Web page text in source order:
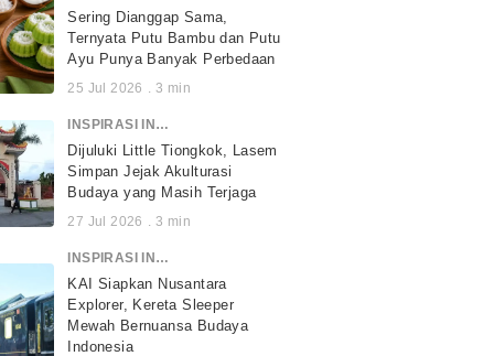
Sering Dianggap Sama,
Ternyata Putu Bambu dan Putu
Ayu Punya Banyak Perbedaan
25 Jul 2026 . 3 min
INSPIRASI INDONESIA
Dijuluki Little Tiongkok, Lasem
Simpan Jejak Akulturasi
Budaya yang Masih Terjaga
27 Jul 2026 . 3 min
INSPIRASI INDONESIA
KAI Siapkan Nusantara
Explorer, Kereta Sleeper
Mewah Bernuansa Budaya
Indonesia